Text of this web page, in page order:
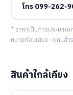
โทร 099-262-
* ราคาเป็นการประมา
หมายก่อนเสมอ · แถมส
สินค้าใกล้เคียง